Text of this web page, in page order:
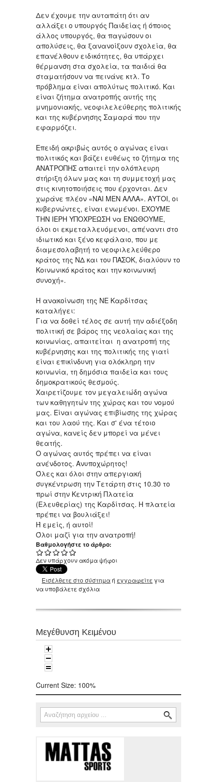
Δεν έχουμε την αυταπάτη ότι αν
αλλάξει ο υπουργός Παιδείας ή όποιος
άλλος υπουργός, θα παγώσουν οι
απολύσεις, θα ξανανοίξουν σχολεία, θα
επανέλθουν ειδικότητες, θα υπάρχει
θέρμανση στα σχολεία, τα παιδιά θα
σταματήσουν να πεινάνε κτλ. Το
πρόβλημα είναι απολύτως πολιτικό. Και
είναι ζήτημα ανατροπής αυτής της
μνημονιακής, νεοφιλελεύθερης πολιτικής
και της κυβέρνησης Σαμαρά που την
εφαρμόζει.
Επειδή ακριβώς αυτός ο αγώνας είναι
πολιτικός και βάζει ευθέως το ζήτημα της
ΑΝΑΤΡΟΠΗΣ απαιτεί την ολόπλευρη
στήριξη όλων μας και τη συμμετοχή μας
στις κινητοποιήσεις που έρχονται. Δεν
χωράνε πλέον «ΝΑΙ ΜΕΝ ΑΛΛΑ». ΑΥΤΟΙ, οι
κυβερνώντες, είναι ενωμένοι. ΕΧΟΥΜΕ
ΤΗΝ ΙΕΡΗ ΥΠΟΧΡΕΩΣΗ να ΕΝΩΘΟΥΜΕ,
όλοι οι εκμεταλλευόμενοι, απέναντι στο
ιδιωτικό και ξένο κεφάλαιο, που με
διαμεσολαβητή το νεοφιλελεύθερο
κράτος της ΝΔ και του ΠΑΣΟΚ, διαλύουν το
Κοινωνικό κράτος και την κοινωνική
συνοχή».
Η ανακοίνωση της ΝΕ Καρδίτσας
καταλήγει:
Για να δοθεί τέλος σε αυτή την αδιέξοδη
πολιτική σε βάρος της νεολαίας και της
κοινωνίας, απαιτείται η ανατροπή της
κυβέρνησης και της πολιτικής της γιατί
είναι επικίνδυνη για ολόκληρη την
κοινωνία, τη δημόσια παιδεία και τους
δημοκρατικούς θεσμούς.
Χαιρετίζουμε τον μεγαλειώδη αγώνα
των καθηγητών της χώρας και του νομού
μας. Είναι αγώνας επιβίωσης της χώρας
και του λαού της. Και σ' ένα τέτοιο
αγώνα, κανείς δεν μπορεί να μένει
θεατής.
Ο αγώνας αυτός πρέπει να είναι
ανένδοτος. Ανυποχώρητος!
Όλες και όλοι στην απεργιακή
συγκέντρωση την Τετάρτη στις 10.30 το
πρωί στην Κεντρική Πλατεία
(Ελευθερίας) της Καρδίτσας. Η πλατεία
πρέπει να βουλιάξει!
Ή εμείς, ή αυτοί!
Όλοι μαζί για την ανατροπή!
Βαθμολογήστε το άρθρο:
Δεν υπάρχουν ακόμα ψήφοι
Εισέλθετε στο σύστημαή εγγραφείτε για
να υποβάλετε σχόλια
Μεγέθυνση Κειμένου
Current Size: 100%
Φόρμα αναζήτησης
Αναζήτηση